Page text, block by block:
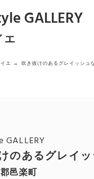
GALLERY
エ
イエ → 吹き抜けのあるグレイッシュ
GALLERY
のあるグレイ
邑楽町